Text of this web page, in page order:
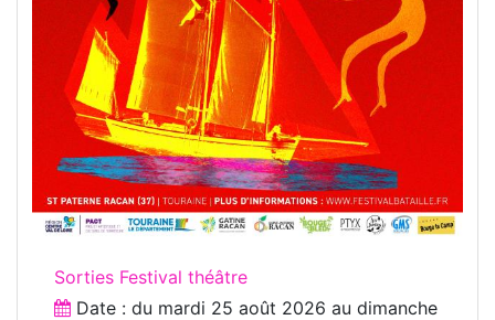
Sorties Festival théâtre
Date : du mardi 25 août 2026 au dimanche